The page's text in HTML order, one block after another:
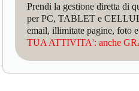
Prendi la gestione diretta di
per PC, TABLET e
email, illimitate pagine, foto
TUA ATTIVITA': anche